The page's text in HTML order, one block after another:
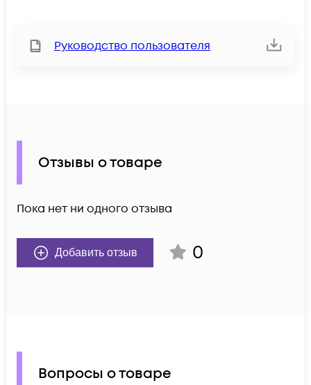
Руководство пользователя
Отзывы о товаре
Пока нет ни одного отзыва
Добавить отзыв 0
Вопросы о товаре